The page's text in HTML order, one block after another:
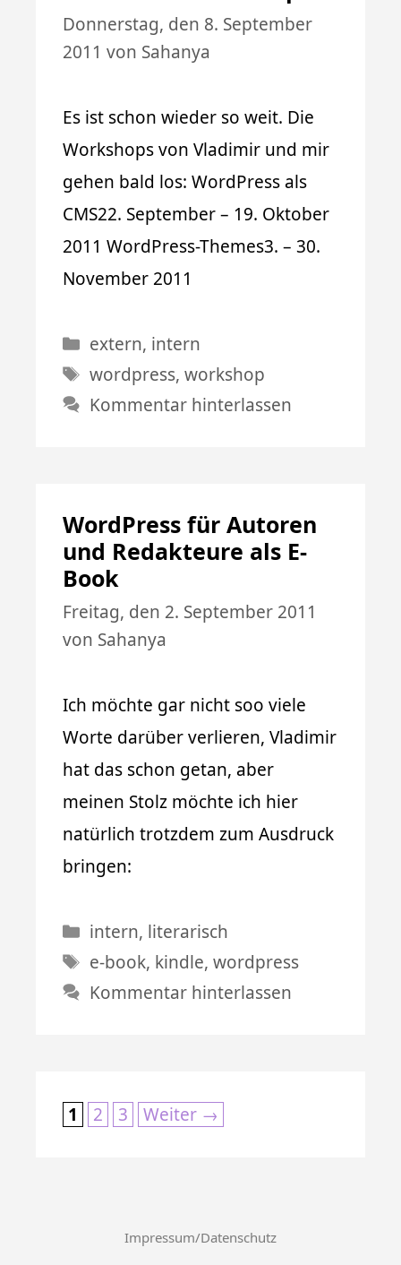
Donnerstag, den 8. September
2011 von Sahanya
Es ist schon wieder so weit. Die
Workshops von Vladimir und mir
gehen bald los: WordPress als
CMS22. September – 19. Oktober
2011 WordPress-Themes3. – 30.
November 2011
Kategorien
extern, intern
Schlagwörter
wordpress,workshop
Kommentar hinterlassen
WordPress für Autoren
und Redakteure als E-
Book
Freitag, den 2. September 2011
von Sahanya
Ich möchte gar nicht soo viele
Worte darüber verlieren, Vladimir
hat das schon getan, aber
meinen Stolz möchte ich hier
natürlich trotzdem zum Ausdruck
bringen:
Kategorien
intern, literarisch
Schlagwörter
e-book, kindle,wordpress
Kommentar hinterlassen
Seite
1 Seite
2 Seite
3 Weiter →
Impressum/Datenschutz